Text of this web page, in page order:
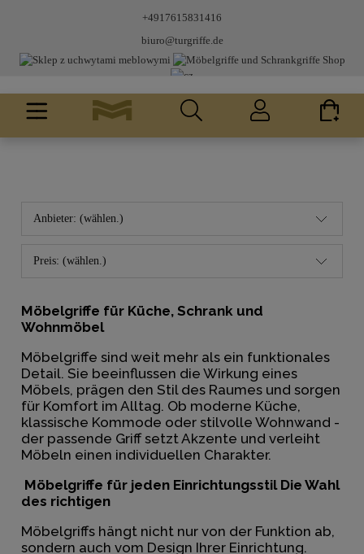
+4917615831416
biuro@turgriffe.de
Anbieter: (wählen.)
Preis: (wählen.)
Möbelgriffe für Küche, Schrank und
Wohnmöbel
Möbelgriffe sind weit mehr als ein funktionales
Detail. Sie beeinflussen die Wirkung eines
Möbels, prägen den Stil des Raumes und sorgen
für Komfort im Alltag. Ob moderne Küche,
klassische Kommode oder stilvolle Wohnwand -
der passende Griff setzt Akzente und verleiht
Möbeln einen individuellen Charakter.
Möbelgriffe für jeden Einrichtungsstil Die Wahl
des richtigen
Möbelgriffs hängt nicht nur von der Funktion ab,
sondern auch vom Design Ihrer Einrichtung.